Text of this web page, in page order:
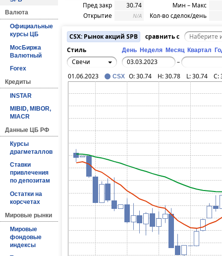
Валюта
Официальные
курсы ЦБ
МосБиржа
Валютный
Forex
Кредиты
INSTAR
MIBID, MIBOR,
MIACR
Данные ЦБ РФ
Курсы
драгметаллов
Ставки
привлечения
по депозитам
Остатки на
корсчетах
Мировые рынки
Мировые
фондовые
индексы
Пред закр
30.74
Открытие
N/A
Мин – Макс
Кол-во сделок/день
CSX: Рынок акций SPB
сравнить с
Стиль
День Неделя Месяц Квартал
Свечи
–
01.06.2023
CSX O:30.74 H:30.78 L:30.74 C: